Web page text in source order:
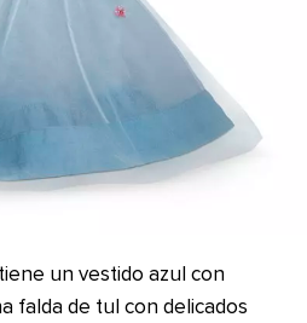
un vestido azul con
falda de tul con delicados